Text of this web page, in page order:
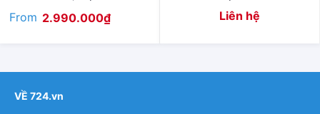
From 2.990.000₫ Liên hệ
VỀ 724.vn